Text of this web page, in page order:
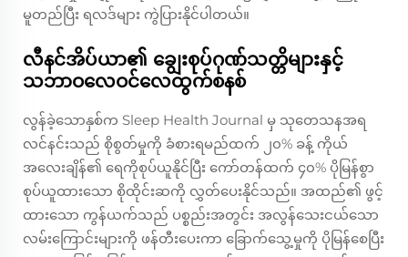
မူတည်ပြီး ရလဒ်များ ကွဲပြားနိုင်ပါတယ်။
လီနင်အိပ်ယာ၏ ချွေးစုပ်ဂုဏ်သတ္တိများနှင့်
သဘာဝလေဝင်လေထွက်စနစ်
လွန်ခဲ့သောနှစ်က Sleep Health Journal မှ သုတေသနအရ
လင်နင်းသည် စိုစွတ်မှုကို ခံစားရမည်ထက် ၂၀% ခန့် ကိုယ်
အလေးချိန်၏ ရေကိုစုပ်ယူနိုင်ပြီး ကော်တန်ထက် ၄၀% ပိုမြန်စွာ
စုပ်ယူထားသော စိုထိုင်းဆကို လွှတ်ပေးနိုင်သည်။ အထည်၏ ဖွင့်
ထားသော ကွန်ယက်သည် ပစ္စည်းအတွင်း အလွန်သေးငယ်သော
လမ်းကြောင်းများကို ဖန်တီးပေးကာ ခြောက်သွေ့မှုကို ပိုမြန်စေပြီး